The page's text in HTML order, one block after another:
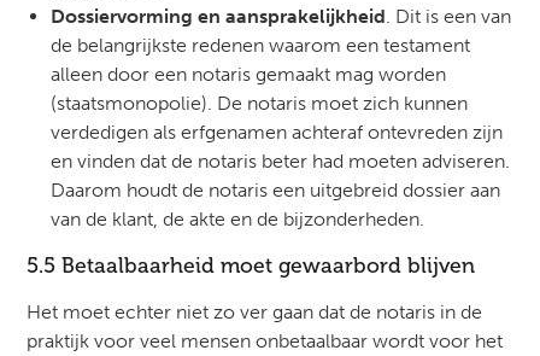
Dossiervorming en aansprakelijkheid . Dit is een van
de belangrijkste redenen waarom een testament
alleen door een notaris gemaakt mag worden
(staatsmonopolie). De notaris moet zich kunnen
verdedigen als erfgenamen achteraf ontevreden zijn
en vinden dat de notaris beter had moeten adviseren.
Daarom houdt de notaris een uitgebreid dossier aan
van de klant, de akte en de bijzonderheden.
5.5 Betaalbaarheid moet gewaarbord blijven
Het moet echter niet zo ver gaan dat de notaris in de
praktijk voor veel mensen onbetaalbaar wordt voor het